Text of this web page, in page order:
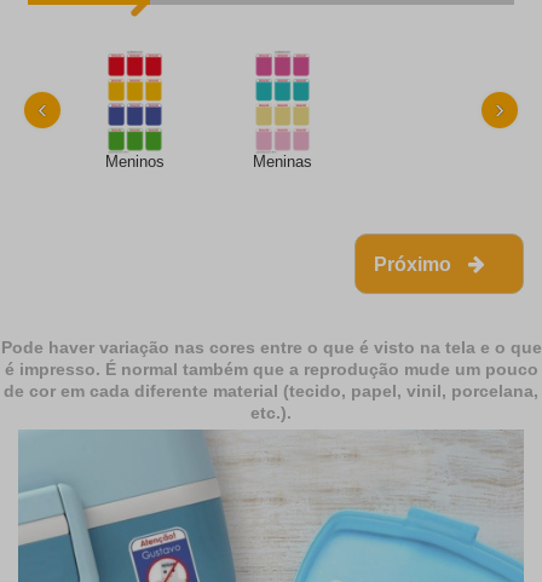
Meninos Meninas
‹ ›
Próximo
Pode haver variação nas cores entre o que é visto na tela e o que
é impresso. É normal também que a reprodução mude um pouco
de cor em cada diferente material (tecido, papel, vinil, porcelana,
etc.).